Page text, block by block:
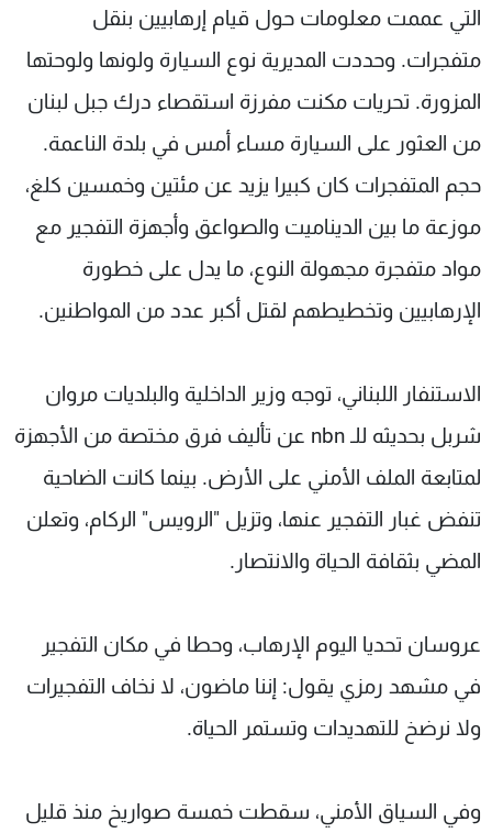
التي عممت معلومات حول قيام إرهابيين بنقل
متفجرات. وحددت المديرية نوع السيارة ولونها ولوحتها
المزورة. تحريات مكنت مفرزة استقصاء درك جبل لبنان
من العثور على السيارة مساء أمس في بلدة الناعمة.
حجم المتفجرات كان كبيرا يزيد عن مئتين وخمسين كلغ،
موزعة ما بين الديناميت والصواعق وأجهزة التفجير مع
مواد متفجرة مجهولة النوع، ما يدل على خطورة
الإرهابيين وتخطيطهم لقتل أكبر عدد من المواطنين.
الاستنفار اللبناني، توجه وزير الداخلية والبلديات مروان
شربل بحديثه للـ nbn عن تأليف فرق مختصة من الأجهزة
لمتابعة الملف الأمني على الأرض. بينما كانت الضاحية
تنفض غبار التفجير عنها، وتزيل "الرويس" الركام، وتعلن
المضي بثقافة الحياة والانتصار.
عروسان تحديا اليوم الإرهاب، وحطا في مكان التفجير
في مشهد رمزي يقول: إننا ماضون، لا نخاف التفجيرات
ولا نرضخ للتهديدات وتستمر الحياة.
وفي السياق الأمني، سقطت خمسة صواريخ منذ قليل